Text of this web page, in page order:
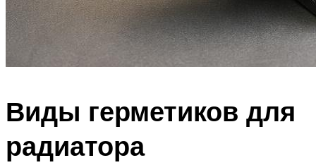
Виды герметиков для
радиатора